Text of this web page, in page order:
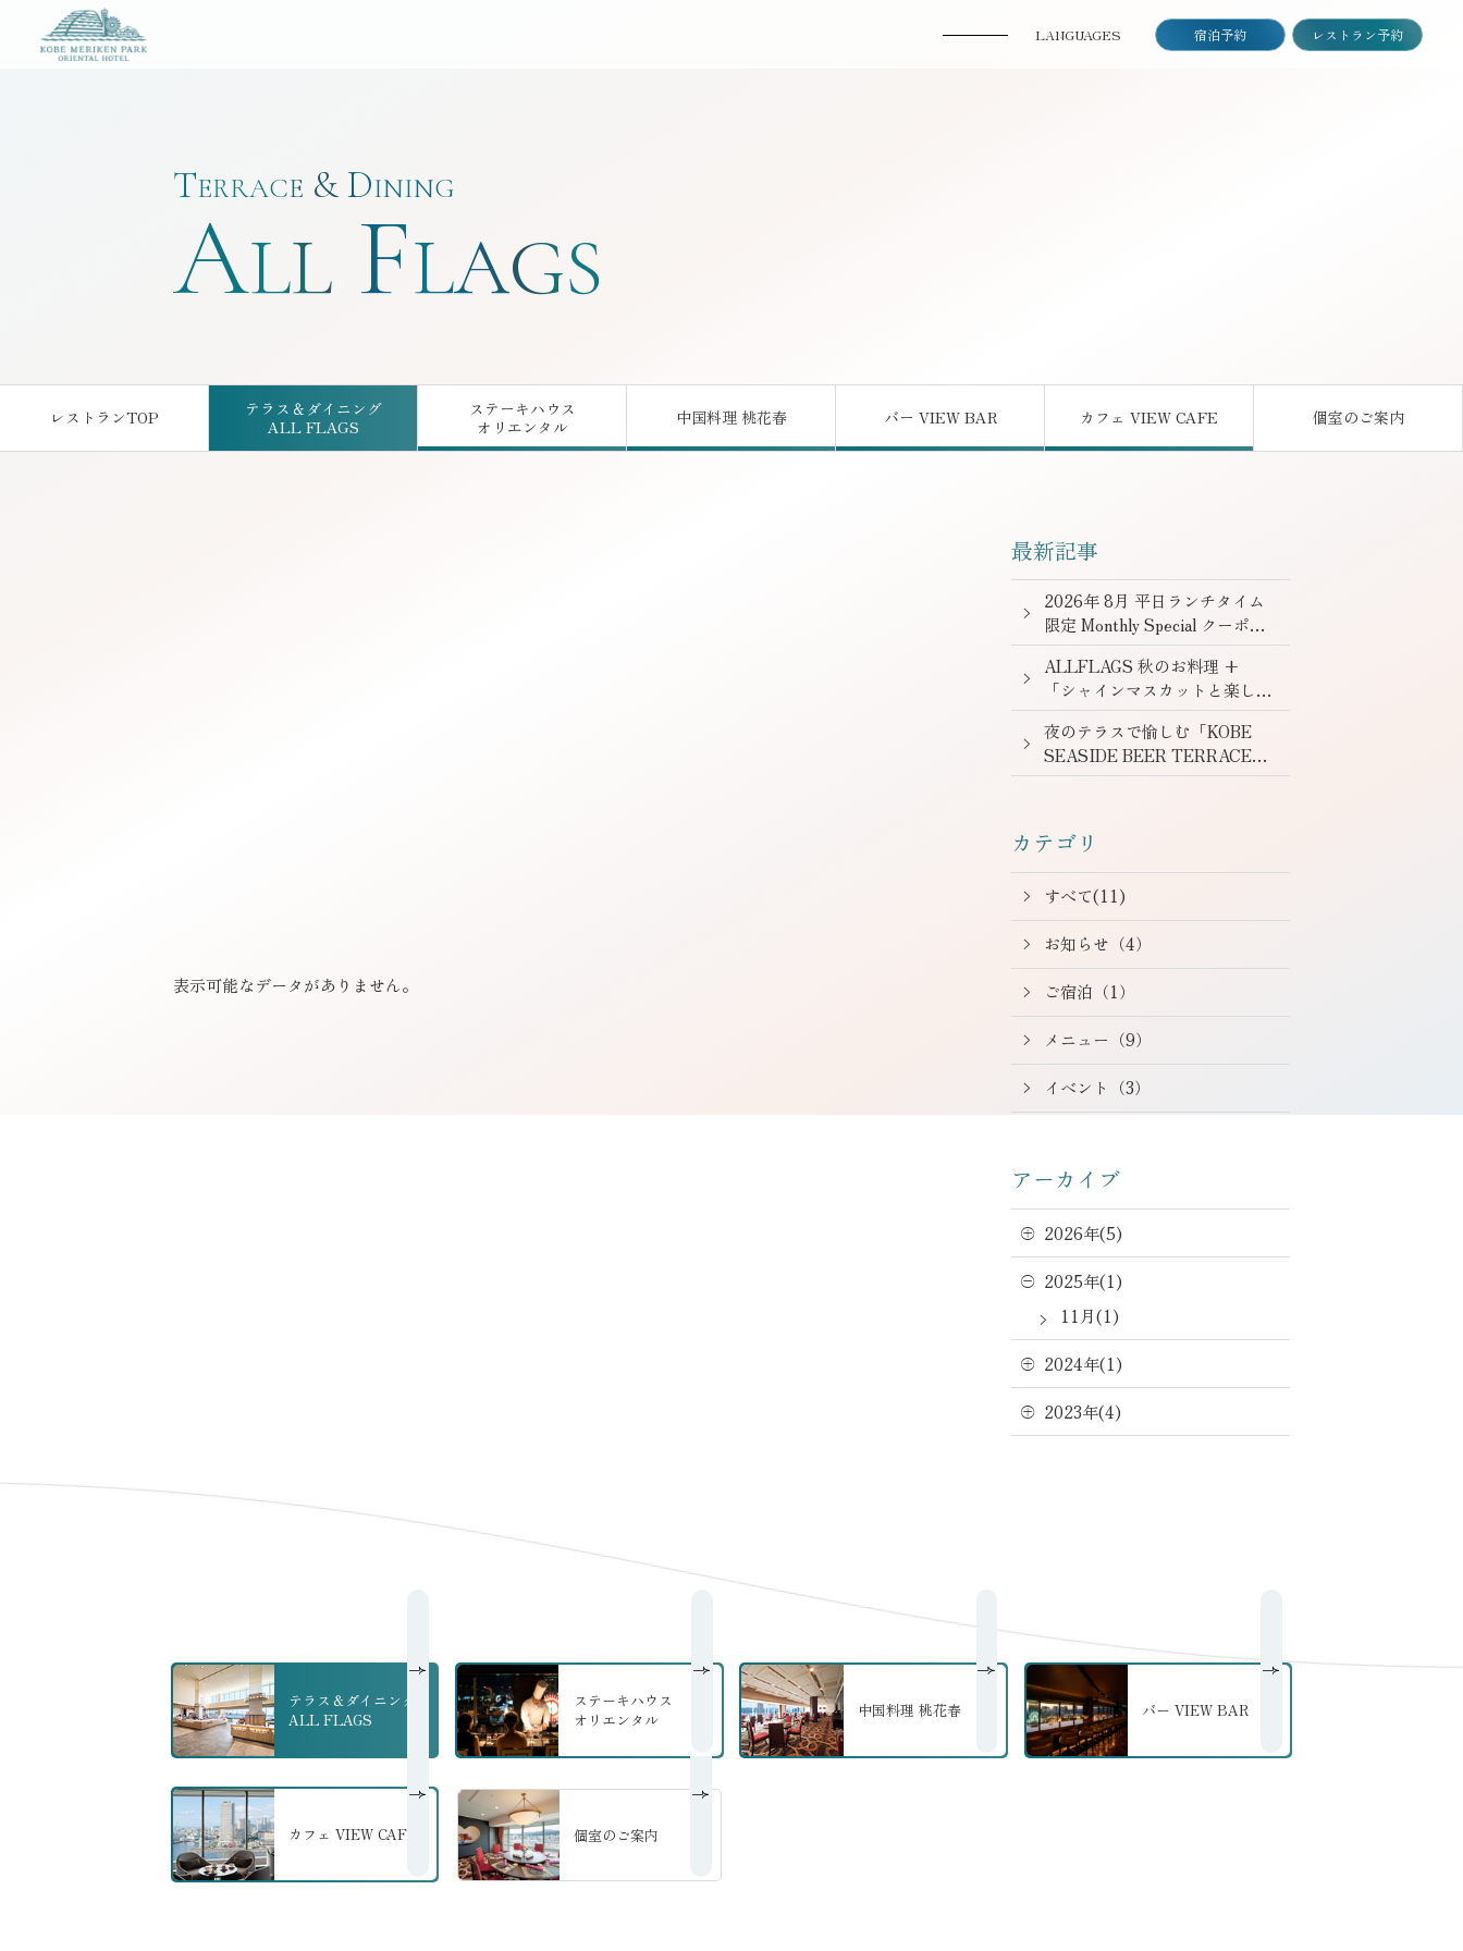
MENU LANGUAGES 宿泊予約 レストラン予約
TERRACE &DINING
ALLFLAGS
レストランTOP
はこちら
テラス＆ダイニング
ALL FLAGS
はこちら
ステーキハウス
オリエンタル
はこちら
中国料理 桃花春
はこちら
バー VIEW BAR
はこちら
カフェ VIEW CAFE
はこちら
個室のご案内
はこちら
表示可能なデータがありません。
最新記事
2026年 8月 平日ランチタイム
限定 Monthly Special クーポ
ン
ALLFLAGS 秋のお料理 +
「シャインマスカットと楽しむ
オリエンタルオクトーバーフェ
スト」を開催 9月1日-11月3
日
夜のテラスで愉しむ「KOBE
SEASIDE BEER TERRACE」
6/15より新オプションプラン
カテゴリ
すべて(11)
お知らせ（4）
ご宿泊（1）
メニュー（9）
イベント（3）
アーカイブ
2026年(5)
2025年(1)
11月(1)
2024年(1)
2023年(4)
テラス＆ダイニング
ALL FLAGS
の詳細へ
ステーキハウス
オリエンタル
の詳細へ
中国料理 桃花春
の詳細へ
バー VIEW BAR
の詳細へ
カフェ VIEW CAFE
の詳細へ
個室のご案内
の詳細へ